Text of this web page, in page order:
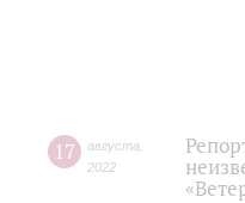
17 августа
2022